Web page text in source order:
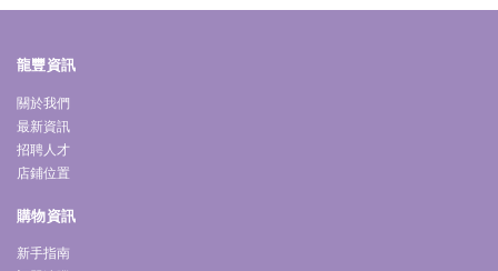
龍豐資訊
關於我們
最新資訊
招聘人才
店鋪位置
購物資訊
新手指南